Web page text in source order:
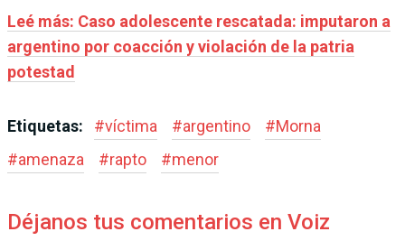
Leé más: Caso adolescente rescatada: imputaron a
argentino por coacción y violación de la patria
potestad
Etiquetas: #víctima #argentino #Morna
#amenaza #rapto #menor
Déjanos tus comentarios en Voiz